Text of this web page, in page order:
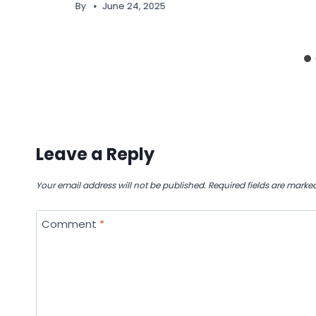
By June 24, 2025
Leave a Reply
Your email address will not be published. Required fields are
Comment *